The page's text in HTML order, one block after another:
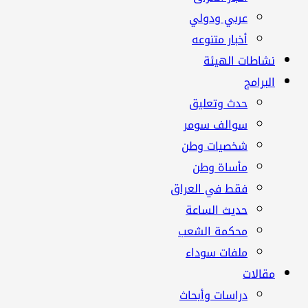
عربي ودولي
أخبار متنوعه
نشاطات الهيئة
البرامج
حدث وتعليق
سوالف سومر
شخصيات وطن
مأساة وطن
فقط في العراق
حديث الساعة
محكمة الشعب
ملفات سوداء
مقالات
دراسات وأبحاث